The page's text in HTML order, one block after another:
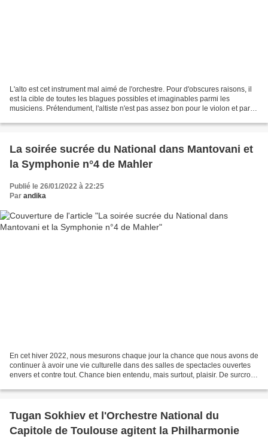
L'alto est cet instrument mal aimé de l'orchestre. Pour d'obscures raisons, il
est la cible de toutes les blagues possibles et imaginables parmi les
musiciens. Prétendument, l'altiste n'est pas assez bon pour le violon et par
La soirée sucrée du National dans Mantovani et
la Symphonie n°4 de Mahler
Publié le 26/01/2022 à 22:25
Par andika
En cet hiver 2022, nous mesurons chaque jour la chance que nous avons de
continuer à avoir une vie culturelle dans des salles de spectacles ouvertes
envers et contre tout. Chance bien entendu, mais surtout, plaisir. De surcroît
Tugan Sokhiev et l'Orchestre National du
Capitole de Toulouse agitent la Philharmonie